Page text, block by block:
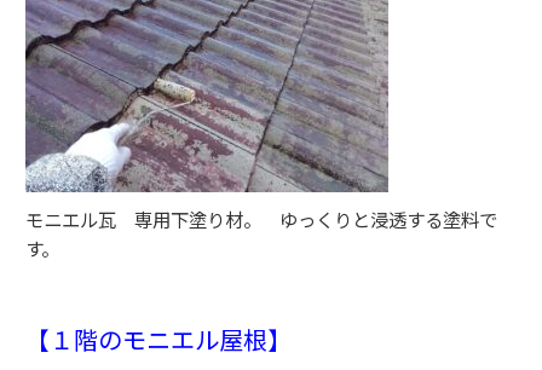
モニエル瓦 専用下塗り材。 ゆっくりと浸透する塗料で
す。
【１階のモニエル屋根】